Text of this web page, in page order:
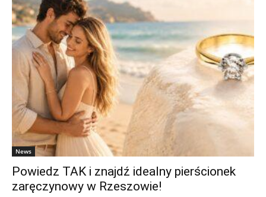
News
Powiedz TAK i znajdź idealny pierścionek
zaręczynowy w Rzeszowie!